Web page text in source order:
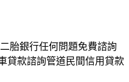
胎銀行任何問題免費諮詢
貸款諮詢管道民間信用貸款